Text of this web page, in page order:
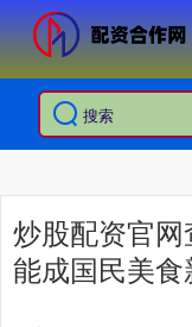
炒股配资官
能成国民美食